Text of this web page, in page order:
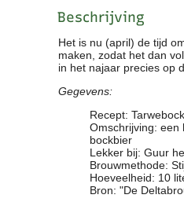
Beschrijving
Het is nu (april) de tijd
maken, zodat het dan
in het najaar precies op
Gegevens:
Recept: Tarwebock
Omschrijving: een
bockbier
Lekker bij: Guur
Brouwmethode:
Hoeveelheid: 10
Bron: "De
Clubkalender
Informatie
Bestuur
- Historie
Reglementen
Privacyverklaring